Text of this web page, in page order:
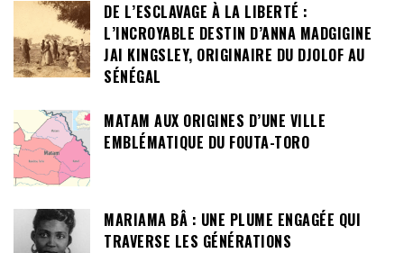
DE L’ESCLAVAGE À LA LIBERTÉ :
L’INCROYABLE DESTIN D’ANNA MADGIGINE
JAI KINGSLEY, ORIGINAIRE DU DJOLOF AU
SÉNÉGAL
MATAM AUX ORIGINES D’UNE VILLE
EMBLÉMATIQUE DU FOUTA-TORO
MARIAMA BÂ : UNE PLUME ENGAGÉE QUI
TRAVERSE LES GÉNÉRATIONS